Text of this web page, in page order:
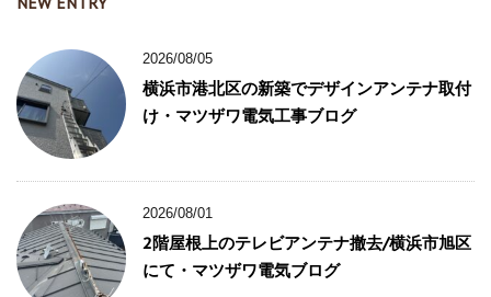
2026/08/05
横浜市港北区の新築でデザインアンテナ取付
け・マツザワ電気工事ブログ
2026/08/01
2階屋根上のテレビアンテナ撤去/横浜市旭区
にて・マツザワ電気ブログ